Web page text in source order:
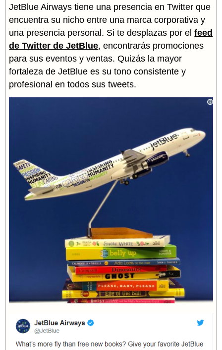
JetBlue Airways tiene una presencia en Twitter que
encuentra su nicho entre una marca corporativa y
una presencia personal. Si te desplazas por elfeed
de Twitter de JetBlue, encontrarás promociones
para sus eventos y ventas. Quizás la mayor
fortaleza de JetBlue es su tono consistente y
profesional en todos sus tweets.